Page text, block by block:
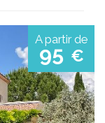
A partir de
95 €